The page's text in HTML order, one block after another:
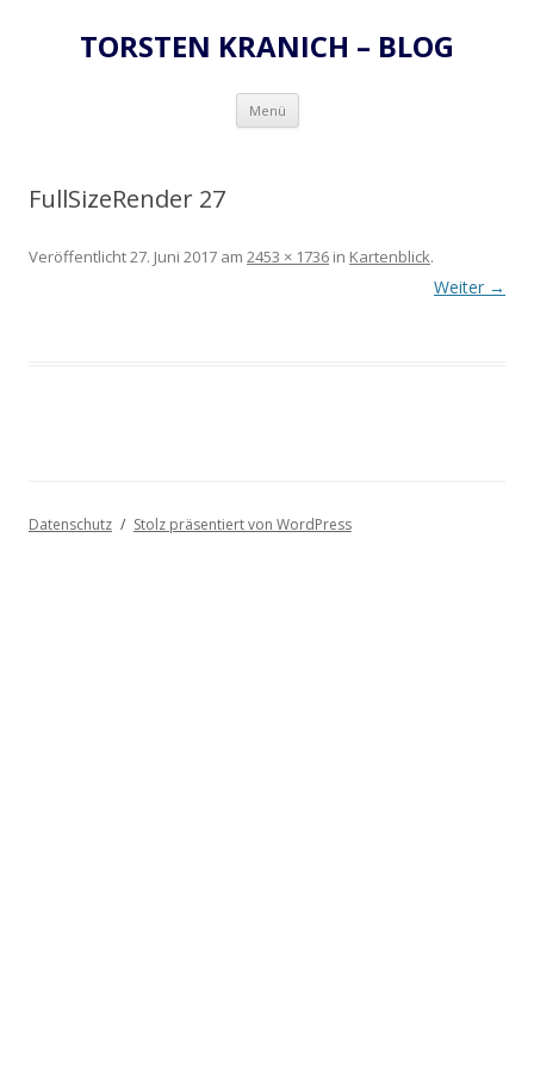
TORSTEN KRANICH – BLOG
Menü Zum
springen
FullSizeRender 27
Veröffentlicht27. Juni 2017 am 2453 × 1736 in Kartenblick.
Weiter →
Datenschutz Stolz präsentiert von WordPress